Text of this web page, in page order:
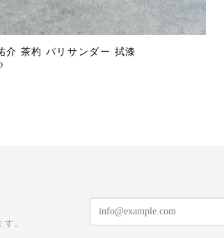
介 茶杓 パリサンダー 拭漆
。